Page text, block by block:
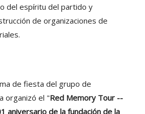
del espíritu del partido y
de organizaciones de
de fiesta del grupo de
organizó el "Red Memory Tour --
aniversario de la fundación de la